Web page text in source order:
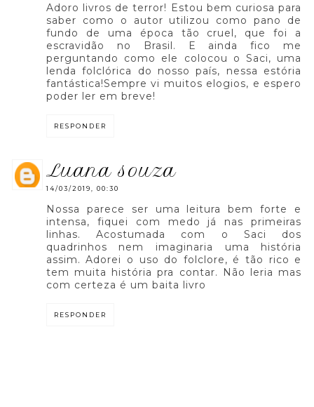
Adoro livros de terror! Estou bem curiosa para
saber como o autor utilizou como pano de
fundo de uma época tão cruel, que foi a
escravidão no Brasil. E ainda fico me
perguntando como ele colocou o Saci, uma
lenda folclórica do nosso país, nessa estória
fantástica!Sempre vi muitos elogios, e espero
poder ler em breve!
RESPONDER
luana souza
14/03/2019, 00:30
Nossa parece ser uma leitura bem forte e
intensa, fiquei com medo já nas primeiras
linhas. Acostumada com o Saci dos
quadrinhos nem imaginaria uma história
assim. Adorei o uso do folclore, é tão rico e
tem muita história pra contar. Não leria mas
com certeza é um baita livro
RESPONDER